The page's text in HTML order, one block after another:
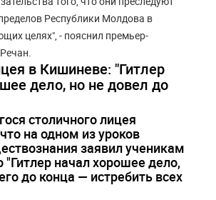
Республики Молдова в
целях", - пояснил премьер-
в Кишиневе: "Гитлер
дело, но не довел до
столичного лицея
на одном из уроков
заявил ученикам
"Гитлер начал хорошее дело,
до конца — истребить всех